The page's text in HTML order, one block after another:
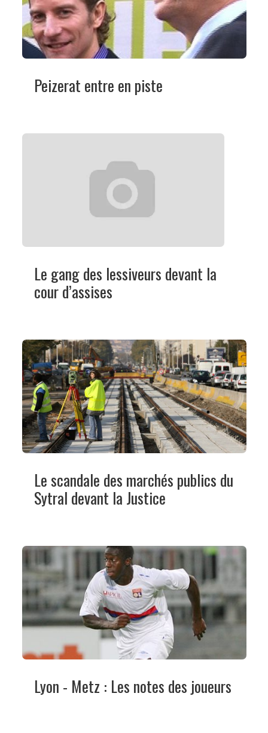
Peizerat entre en piste
Le gang des lessiveurs devant la
cour d’assises
Le scandale des marchés publics du
Sytral devant la Justice
Lyon - Metz : Les notes des joueurs